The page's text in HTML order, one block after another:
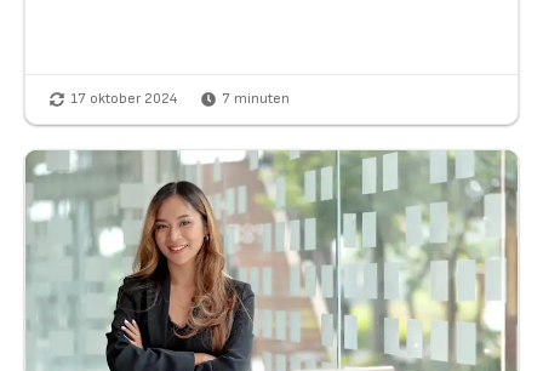
17 oktober 2024 7 minuten